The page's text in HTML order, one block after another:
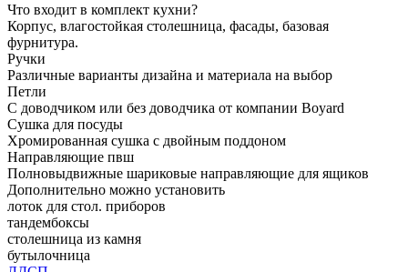
Что входит в комплект кухни?
Корпус, влагостойкая столешница, фасады, базовая
фурнитура.
Ручки
Различные варианты дизайна и материала на выбор
Петли
С доводчиком или без доводчика от компании Boyard
Сушка для посуды
Хромированная сушка с двойным поддоном
Направляющие пвш
Полновыдвижные шариковые направляющие для ящиков
Дополнительно можно установить
лоток для стол. приборов
тандембоксы
столешница из камня
бутылочница